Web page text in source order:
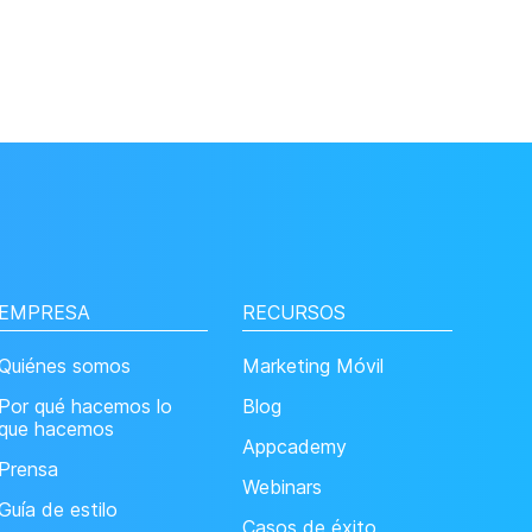
somos
qué hacemos lo
hacemos
de estilo
RECURSOS
Marketing Móvil
Blog
Appcademy
Webinars
Casos de éxito